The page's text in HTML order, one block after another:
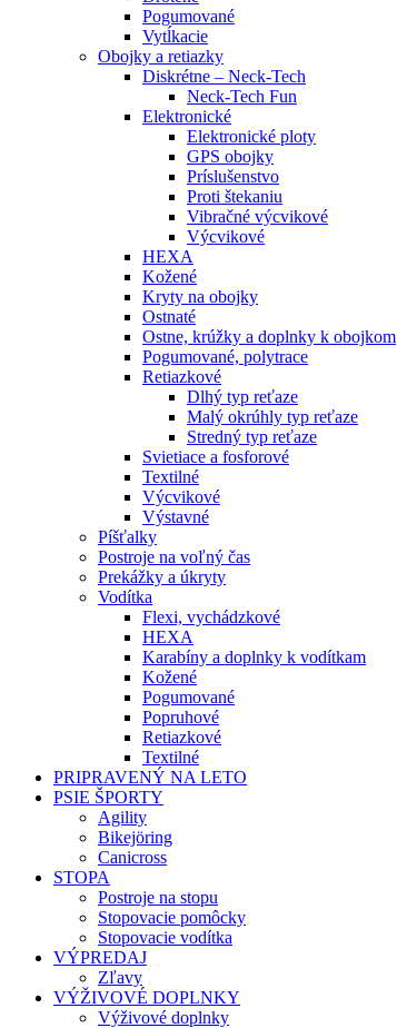
Pogumované
Vytĺkacie
Obojky a retiazky
Diskrétne – Neck-Tech
Neck-Tech Fun
Elektronické
Elektronické ploty
GPS obojky
Príslušenstvo
Proti štekaniu
Vibračné výcvikové
Výcvikové
HEXA
Kožené
Kryty na obojky
Ostnaté
Ostne, krúžky a doplnky k obojkom
Pogumované, polytrace
Retiazkové
Dlhý typ reťaze
Malý okrúhly typ reťaze
Stredný typ reťaze
Svietiace a fosforové
Textilné
Výcvikové
Výstavné
Píšťalky
Postroje na voľný čas
Prekážky a úkryty
Vodítka
Flexi, vychádzkové
HEXA
Karabíny a doplnky k vodítkam
Kožené
Pogumované
Popruhové
Retiazkové
Textilné
PRIPRAVENÝ NA LETO
PSIE ŠPORTY
Agility
Bikejöring
Canicross
STOPA
Postroje na stopu
Stopovacie pomôcky
Stopovacie vodítka
VÝPREDAJ
Zľavy
VÝŽIVOVÉ DOPLNKY
Výživové doplnky